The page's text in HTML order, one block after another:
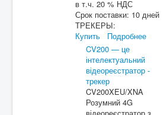
в т.ч. 20 % НДС
Срок поставки: 10 дней
ТРЕКЕРЫ:
Купить
Подробнее
CV200 — це
інтелектуальний
відеореєстратор -
трекер
CV200XEU/XNA
Розумний 4G